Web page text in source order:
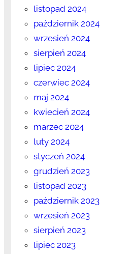
listopad 2024
październik 2024
wrzesień 2024
sierpień 2024
lipiec 2024
czerwiec 2024
maj 2024
kwiecień 2024
marzec 2024
luty 2024
styczeń 2024
grudzień 2023
listopad 2023
październik 2023
wrzesień 2023
sierpień 2023
lipiec 2023